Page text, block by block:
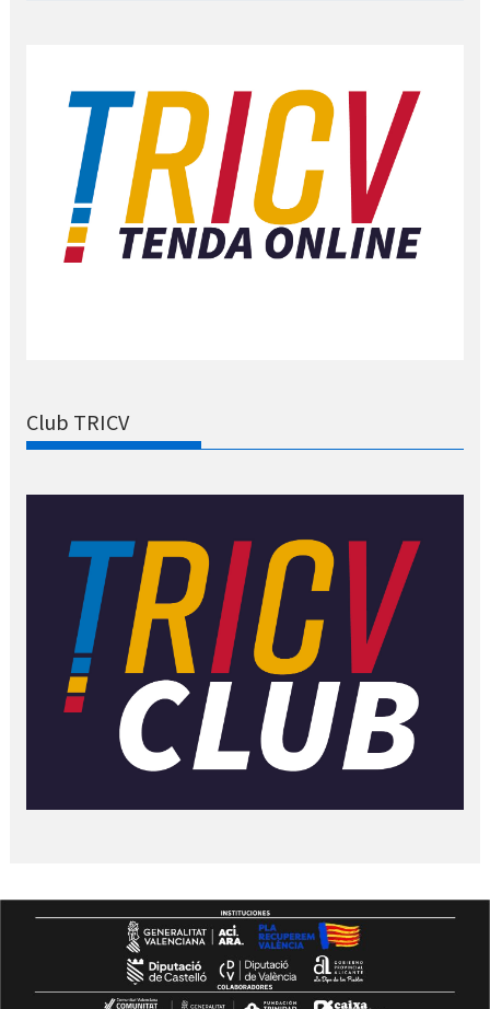
Club TRICV